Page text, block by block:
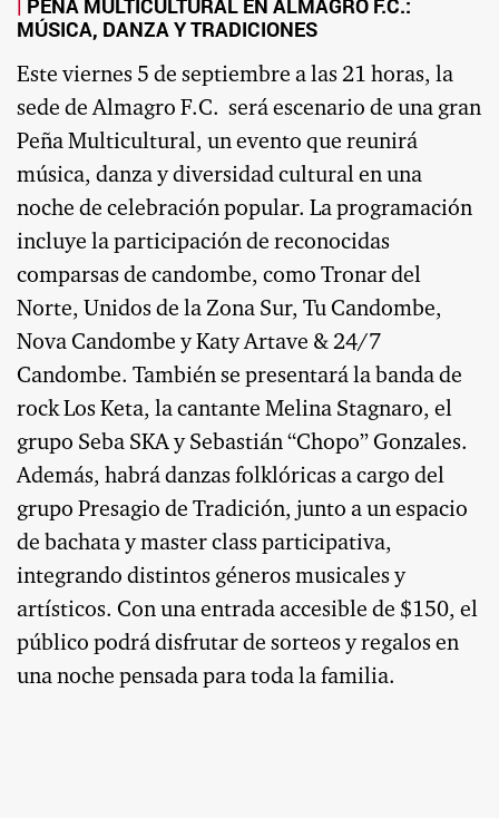
PEÑA MULTICULTURAL EN ALMAGRO F.C.:
MÚSICA, DANZA Y TRADICIONES
Este viernes 5 de septiembre a las 21 horas, la
sede de Almagro F.C. será escenario de una gran
Peña Multicultural, un evento que reunirá
música, danza y diversidad cultural en una
noche de celebración popular. La programación
incluye la participación de reconocidas
comparsas de candombe, como Tronar del
Norte, Unidos de la Zona Sur, Tu Candombe,
Nova Candombe y Katy Artave & 24/7
Candombe. También se presentará la banda de
rock Los Keta, la cantante Melina Stagnaro, el
grupo Seba SKA y Sebastián “Chopo” Gonzales.
Además, habrá danzas folklóricas a cargo del
grupo Presagio de Tradición, junto a un espacio
de bachata y master class participativa,
integrando distintos géneros musicales y
artísticos. Con una entrada accesible de $150, el
público podrá disfrutar de sorteos y regalos en
una noche pensada para toda la familia.